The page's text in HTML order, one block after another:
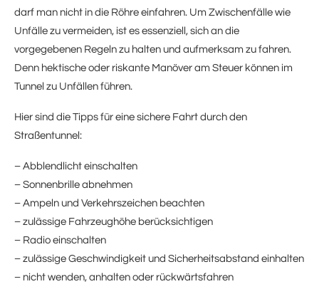
darf man nicht in die Röhre einfahren. Um Zwischenfälle wie
Unfälle zu vermeiden, ist es essenziell, sich an die
vorgegebenen Regeln zu halten und aufmerksam zu fahren.
Denn hektische oder riskante Manöver am Steuer können im
Tunnel zu Unfällen führen.
Hier sind die Tipps für eine sichere Fahrt durch den
Straßentunnel:
– Abblendlicht einschalten
– Sonnenbrille abnehmen
– Ampeln und Verkehrszeichen beachten
– zulässige Fahrzeughöhe berücksichtigen
– Radio einschalten
– zulässige Geschwindigkeit und Sicherheitsabstand einhalten
– nicht wenden, anhalten oder rückwärtsfahren